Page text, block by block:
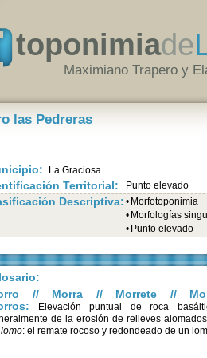
toponimiade
Maximiano Trapero y
las Pedreras
La Graciosa
Territorial: Punto elevado
Descriptiva: • Morfotoponimia
• Morfologías
• Punto elevado
// Morra // Morrete //
Elevación puntual de roca
de la erosión de relieves
lomo: el remate rocoso y redondeado de un